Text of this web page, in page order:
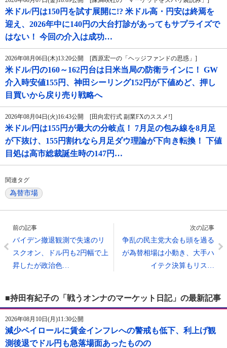
米ドル/円は150円を試す展開に!? 米ドル高・円安は終焉を
迎え、2026年中に140円の大台打診があってもサプライズで
はない！ 今回の介入は成功…
2026年08月06日(木)13:20公開 [西原宏一の「ヘッジファンドの思惑」]
米ドル/円の160～162円台は日米当局の防衛ラインに！ GW
介入時安値155円、神田シーリング152円が下値めど、押し
目買いから戻り売り戦略へ
2026年08月04日(火)16:43公開 [田向宏行式 副業FXのススメ!]
米ドル/円は155円が最大の分岐点！ 7月足の包み線を8月足
が下抜け、155円割れなら月足ダウ理論が下向き転換！ 下値
目処は高市総裁誕生時の147円…
関連タグ
為替市場
前の記事
バイデン撤退観測で失速のリ
スクオン、ドル円も2円幅で上
昇したが政治色…
次の記事
争乱の民主党大会も頭を過る
が為替相場は小動き、大手ハ
イテク決算もリス…
■持田有紀子の「戦うオンナのマーケット日記」の最新記事
2026年08月10日(月)11:30公開
減少ペイロールに賃金インフレへの警戒も低下、利上げ観
測後退でドル円も急落場面あったものの